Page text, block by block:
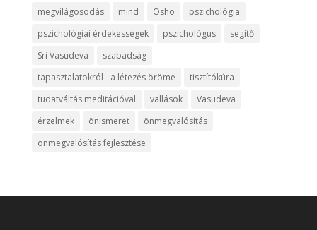
megvilágosodás
mind Osho
pszichológia
pszichológiai érdekességek
pszichológus
segítő
Sri Vasudeva
szabadság
tapasztalatokról - a létezés öröme
tisztítókúra
tudatváltás meditációval
vallások
Vasudeva
érzelmek
önismeret
önmegvalósítás
önmegvalósítás fejlesztése